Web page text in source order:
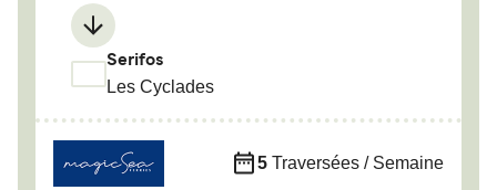
Serifos
Les Cyclades
5 Traversées / Semaine